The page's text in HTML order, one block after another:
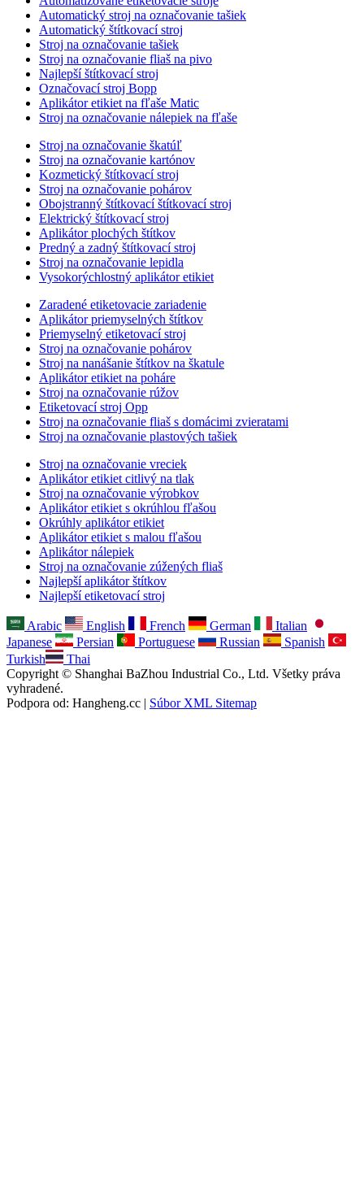
Automatický stroj na označovanie tašiek
Automatický štítkovací stroj
Stroj na označovanie tašiek
Stroj na označovanie fliaš na pivo
Najlepší štítkovací stroj
Označovací stroj Bopp
Aplikátor etikiet na fľaše Matic
Stroj na označovanie nálepiek na fľaše
Stroj na označovanie škatúľ
Stroj na označovanie kartónov
Kozmetický štítkovací stroj
Stroj na označovanie pohárov
Obojstranný štítkovací štítkovací stroj
Elektrický štítkovací stroj
Aplikátor plochých štítkov
Predný a zadný štítkovací stroj
Stroj na označovanie lepidla
Vysokorýchlostný aplikátor etikiet
Zaradené etiketovacie zariadenie
Aplikátor priemyselných štítkov
Priemyselný etiketovací stroj
Stroj na označovanie pohárov
Stroj na nanášanie štítkov na škatule
Aplikátor etikiet na poháre
Stroj na označovanie rúžov
Etiketovací stroj Opp
Stroj na označovanie fliaš s domácimi zvieratami
Stroj na označovanie plastových tašiek
Stroj na označovanie vreciek
Aplikátor etikiet citlivý na tlak
Stroj na označovanie výrobkov
Aplikátor etikiet s okrúhlou fľašou
Okrúhly aplikátor etikiet
Aplikátor etikiet s malou fľašou
Aplikátor nálepiek
Stroj na označovanie zúžených fliaš
Najlepší aplikátor štítkov
Najlepší etiketovací stroj
Arabic English French German
Italian
Japanese
Persian Portuguese Russian
Spanish
Turkish
Thai
Copyright © Shanghai BaZhou Industrial Co., Ltd. Všetky práva
vyhradené.
Podpora od: Hangheng.cc | Súbor XML Sitemap